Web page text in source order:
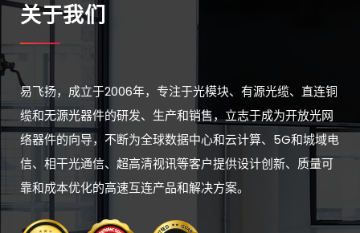
关于我们
易飞扬，成立于2006年，专注于光模块、有源光缆、直连铜
缆和无源光器件的研发、生产和销售，立志于成为开放光网
络器件的向导，不断为全球数据中心和云计算、5G和城域电
信、相干光通信、超高清视讯等客户提供设计创新、质量可
靠和成本优化的高速互连产品和解决方案。